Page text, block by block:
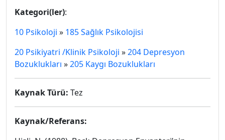
Kategori(ler):
10 Psikoloji » 185 Sağlık Psikolojisi
20 Psikiyatri /Klinik Psikoloji »204 Depresyon
Bozuklukları »205 Kaygı Bozuklukları
Kaynak Türü: Tez
Kaynak/Referans: